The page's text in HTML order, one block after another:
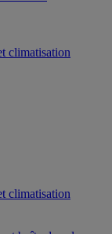
climatisation
climatisation